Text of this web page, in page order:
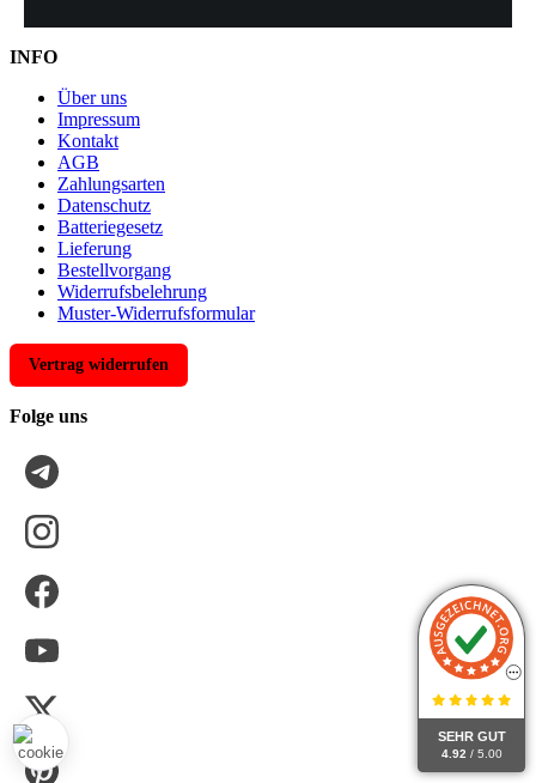
INFO
Über uns
Impressum
Kontakt
AGB
Zahlungsarten
Datenschutz
Batteriegesetz
Lieferung
Bestellvorgang
Widerrufsbelehrung
Muster-Widerrufsformular
Vertrag widerrufen
Folge uns
SEHR GUT
4.92 / 5.00